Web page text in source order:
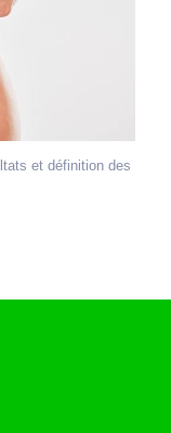
et définition des